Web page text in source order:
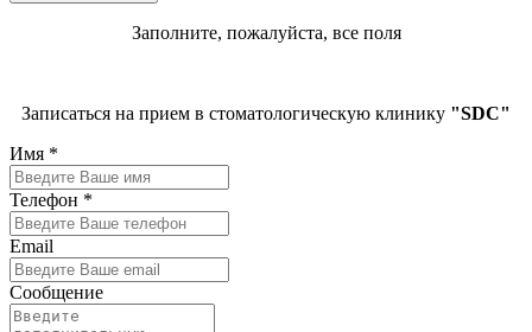
Заполните, пожалуйста, все поля
Записаться на прием в стоматологическую клинику "SDC"
Имя *
Телефон *
Email
Сообщение